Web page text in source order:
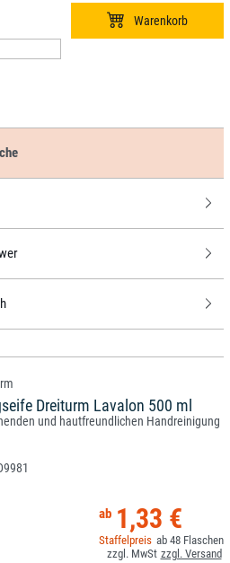
Dreiturm Lavalon 500 ml
und hautfreundlichen Handreinigung
1,33 €
48